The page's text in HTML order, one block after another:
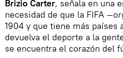
Brizio Carter, señala en una
necesidad de que la FIFA
1904 y que tiene más países
devuelva el deporte a la
se encuentra el corazón del